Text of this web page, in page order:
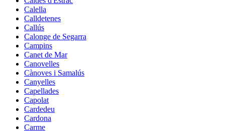
Calella
Calldetenes
Callús
Calonge de Segarra
Campins
Canet de Mar
Canovelles
Cànoves i Samalús
Canyelles
Capellades
Capolat
Cardedeu
Cardona
Carme